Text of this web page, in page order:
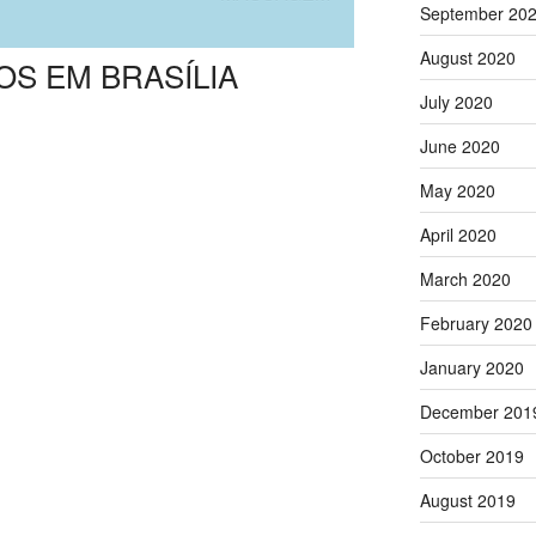
EM BRASÍLIA
September
August 2020
July 2020
June 2020
May 2020
April 2020
March 2020
February 2020
January 2020
December
October 2019
August 2019